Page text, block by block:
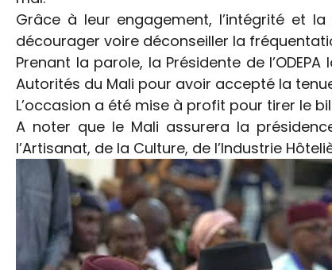
Grâce à leur engagement, l’intégrité et
décourager voire déconseiller la
Prenant la parole, la Présidente de
Autorités du Mali pour avoir accepté la
L’occasion a été mise à profit pour tirer le
A noter que le Mali assurera la
l’Artisanat, de la Culture, de l’Industrie